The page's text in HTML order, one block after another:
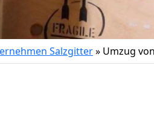
Salzgitter» Umzug